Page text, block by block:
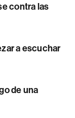
contra las
a escuchar
de una